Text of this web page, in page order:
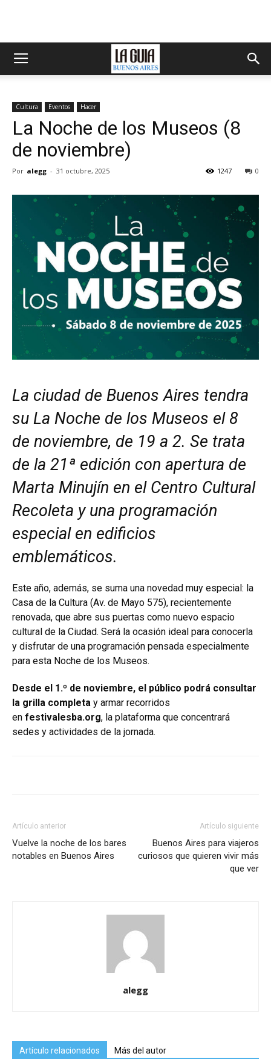
Cultura Eventos Hacer
La Noche de los Museos (8
de noviembre)
Por alegg - 31 octubre, 2025 0
1247
La ciudad de Buenos Aires tendra
su La Noche de los Museos el 8
de noviembre, de 19 a 2. Se trata
de la 21ª edición con apertura de
Marta Minujín en el Centro Cultural
Recoleta y una programación
especial en edificios
emblemáticos.
Este año, además, se suma una novedad muy especial: la
Casa de la Cultura (Av. de Mayo 575), recientemente
renovada, que abre sus puertas como nuevo espacio
cultural de la Ciudad. Será la ocasión ideal para conocerla
y disfrutar de una programación pensada especialmente
para esta Noche de los Museos.
Desde el 1.º de noviembre, el público podrá consultar
la grilla completa y armar recorridos
en festivalesba.org, la plataforma que concentrará
sedes y actividades de la jornada.
Artículo anterior
Vuelve la noche de los bares
notables en Buenos Aires
Artículo siguiente
Buenos Aires para viajeros
curiosos que quieren vivir más
que ver
alegg
Artículo relacionados Más del autor